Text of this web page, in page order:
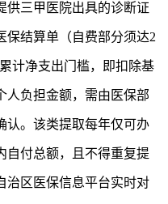
供三甲医院出具的诊断证
保结算单（自费部分须达2
计净支出门槛，即扣除基
人负担金额，需由医保部
认。该类提取每年仅可办
自付总额，且不得重复提
区医保信息平台实时对